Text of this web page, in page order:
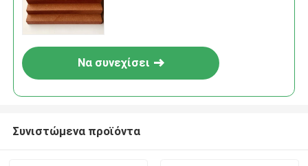
Να συνεχίσει
Συνιστώμενα προϊόντα